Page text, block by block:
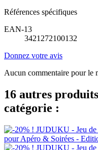
Références spécifiques
EAN-13
3421272100132
Donnez votre avis
Aucun commentaire pour le
16 autres
catégorie :